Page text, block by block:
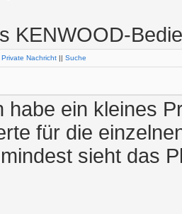
KENWOOD-
Private Nachricht || Suche
habe ein kleines
für die
sieht das